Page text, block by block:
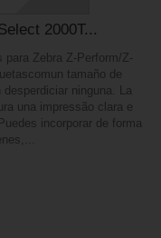
2000T...
para Zebra Z-Perform/Z-
tamaño de
ninguna. La
una impressão clara e
incorporar de forma